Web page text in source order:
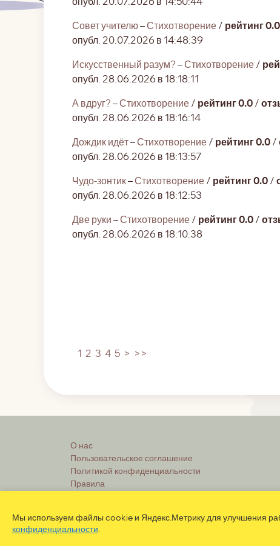
Совет учителю–Стихотворение / рейтинг 0.0
опубл. 20.07.2026 в 14:48:39
Искусственный разум? –Стихотворение /
опубл. 28.06.2026 в 18:18:11
А вдруг? –Стихотворение / рейтинг 0.0 /
опубл. 28.06.2026 в 18:16:14
Дождик идёт–Стихотворение / рейтинг 0.0 /
опубл. 28.06.2026 в 18:13:57
Чудо-зонтик–Стихотворение / рейтинг 0.0 /
опубл. 28.06.2026 в 18:12:53
Две руки –Стихотворение / рейтинг 0.0 /
опубл. 28.06.2026 в 18:10:38
1 2 3 4 5 > >>
О нас
Пользовательское соглашение
Политикой конфиденциальности
Правила
Мы используем файлы cookie и Яндекс.Метрику для улучшения
конфиденциальности.